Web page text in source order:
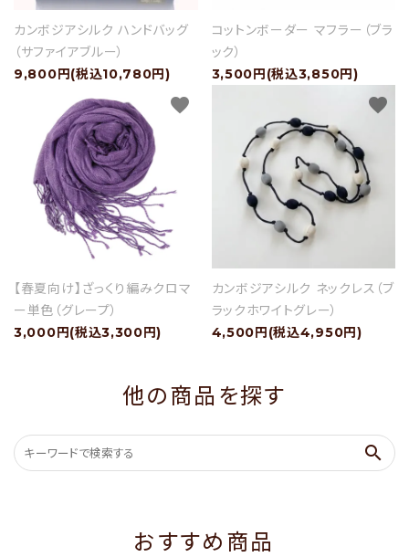
カンボジアシルク ハンドバッグ
（サファイアブルー）
9,800円(税込10,780円)
コットンボーダー マフラー（ブラ
ック）
3,500円(税込3,850円)
【春夏向け】ざっくり編みクロマ
ー単色（グレープ）
3,000円(税込3,300円)
favorite
カンボジアシルク ネックレス（ブ
ラックホワイトグレー）
4,500円(税込4,950円)
favorite
他の商品を探す
search
おすすめ商品